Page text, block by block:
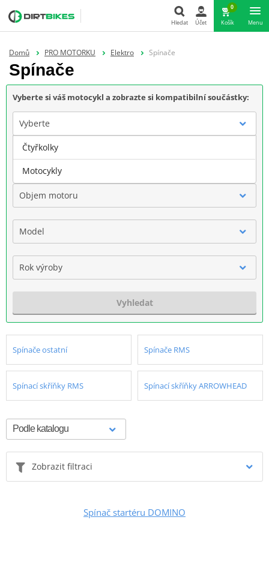
Hledat Účet
0
Košík Menu
Domů PRO MOTORKU Elektro Spínače
Spínače
Vyberte si váš motocykl a zobrazte si kompatibilní součástky:
Vyberte
Značka
Objem motoru
Model
Rok výroby
Vyhledat
Spínače ostatní Spínače RMS
Spínací skříňky RMS Spínací skříňky ARROWHEAD
Zobrazit filtraci
Spínač startéru DOMINO
Čtyřkolky
Motocykly